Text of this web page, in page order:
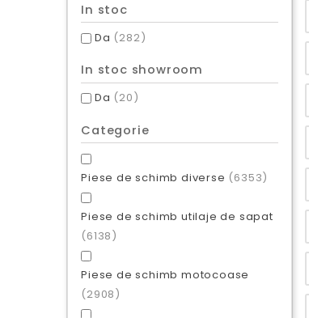
In stoc
Da (282)
In stoc showroom
Da (20)
Categorie
Piese de schimb diverse (6353)
Piese de schimb utilaje de sapat
(6138)
Piese de schimb motocoase
(2908)